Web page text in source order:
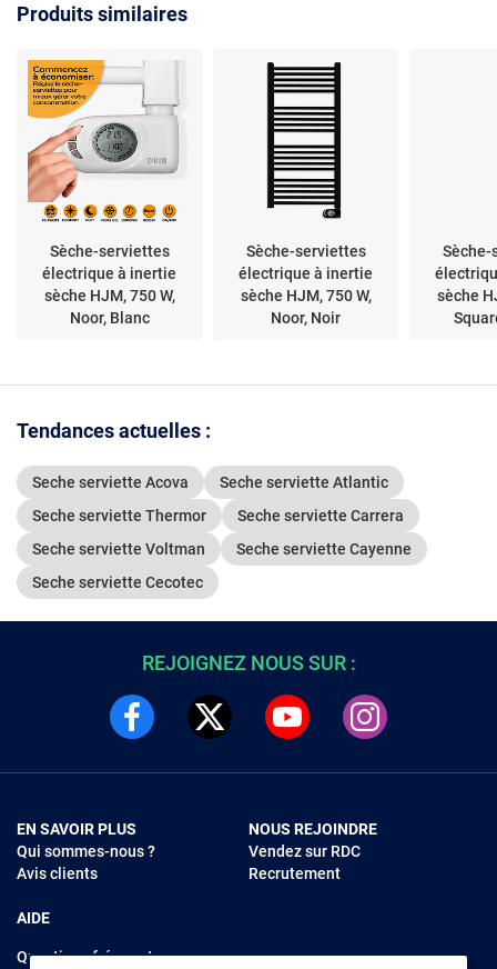
Produits similaires
Sèche-serviettes
électrique à inertie
sèche HJM, 750 W,
Noor, Blanc
Sèche-serviettes
électrique à inertie
sèche HJM, 750 W,
Noor, Noir
sèche
Tendances actuelles :
Seche serviette Acova
Seche serviette Atlantic
Seche serviette Thermor
Seche serviette Carrera
Seche serviette Voltman
Seche serviette Cayenne
Seche serviette Cecotec
REJOIGNEZ NOUS SUR :
EN SAVOIR PLUS
Qui sommes-nous ?
Avis clients
AIDE
Questions fréquentes
NOUS REJOINDRE
Vendez sur RDC
Recrutement